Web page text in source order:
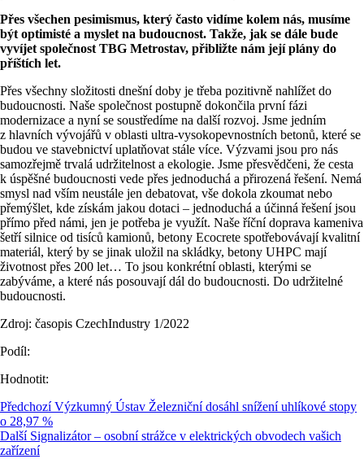
Přes všechen pesimismus, který často vidíme kolem nás, musíme
být optimisté a myslet na budoucnost. Takže, jak se dále bude
vyvíjet společnost TBG Metrostav, přibližte nám její plány do
příštích let.
Přes všechny složitosti dnešní doby je třeba pozitivně nahlížet do
budoucnosti. Naše společnost postupně dokončila první fázi
modernizace a nyní se soustředíme na další rozvoj. Jsme jedním
z hlavních vývojářů v oblasti ultra-vysokopevnostních betonů, které se
budou ve stavebnictví uplatňovat stále více. Výzvami jsou pro nás
samozřejmě trvalá udržitelnost a ekologie. Jsme přesvědčeni, že cesta
k úspěšné budoucnosti vede přes jednoduchá a přirozená řešení. Nemá
smysl nad vším neustále jen debatovat, vše dokola zkoumat nebo
přemýšlet, kde získám jakou dotaci – jednoduchá a účinná řešení jsou
přímo před námi, jen je potřeba je využít. Naše říční doprava kameniva
šetří silnice od tisíců kamionů, betony Ecocrete spotřebovávají kvalitní
materiál, který by se jinak uložil na skládky, betony UHPC mají
životnost přes 200 let… To jsou konkrétní oblasti, kterými se
zabýváme, a které nás posouvají dál do budoucnosti. Do udržitelné
budoucnosti.
Zdroj: časopis CzechIndustry 1/2022
Podíl:
Hodnotit:
Předchozí Výzkumný Ústav Železniční dosáhl snížení uhlíkové stopy
o 28,97 %
Další Signalizátor – osobní strážce v elektrických obvodech vašich
zařízení